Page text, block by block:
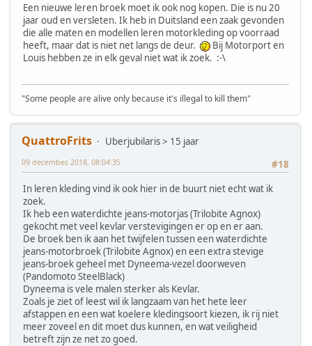
Een nieuwe leren broek moet ik ook nog kopen. Die is nu 20
jaar oud en versleten. Ik heb in Duitsland een zaak gevonden
die alle maten en modellen leren motorkleding op voorraad
heeft, maar dat is niet net langs de deur.
Bij Motorport en
Louis hebben ze in elk geval niet wat ik zoek. :-\
"Some people are alive only because it's illegal to kill them"
QuattroFrits
Uberjubilaris > 15 jaar
#18
09 december, 2018, 08:04:35
In leren kleding vind ik ook hier in de buurt niet echt wat ik
zoek.
Ik heb een waterdichte jeans-motorjas (Trilobite Agnox)
gekocht met veel kevlar verstevigingen er op en er aan.
De broek ben ik aan het twijfelen tussen een waterdichte
jeans-motorbroek (Trilobite Agnox) en een extra stevige
jeans-broek geheel met Dyneema-vezel doorweven
(Pandomoto SteelBlack)
Dyneema is vele malen sterker als Kevlar.
Zoals je ziet of leest wil ik langzaam van het hete leer
afstappen en een wat koelere kledingsoort kiezen, ik rij niet
meer zoveel en dit moet dus kunnen, en wat veiligheid
betreft zijn ze net zo goed.